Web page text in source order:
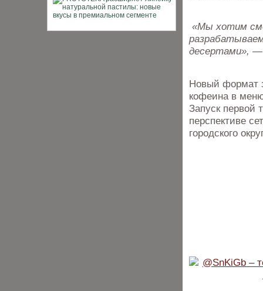
«Мы хотим
десертами», —
Новый формат
кофеина в
Запуск первой
перспективе
городского